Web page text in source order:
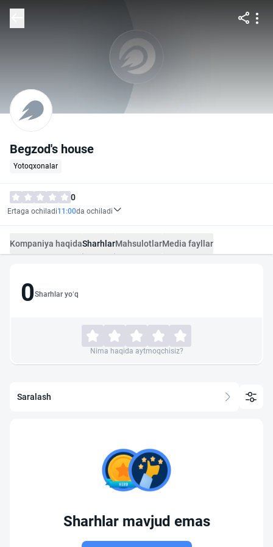
Begzod's house
Yotoqxonalar
0
Ertaga ochiladi11:00da ochiladi
Kompaniya haqidaSharhlarMahsulotlarMedia fayllar
0Sharhlar yo‘q
Nima haqida aytmoqchisiz?
Saralash
Sharhlar mavjud emas